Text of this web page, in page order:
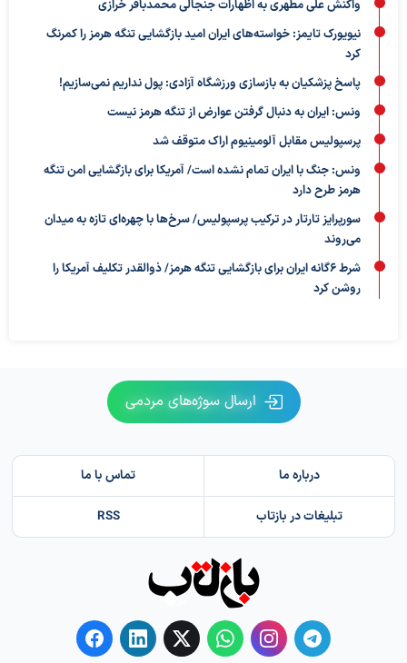
واکنش علی مطهری به اظهارات جنجالی محمدباقر خرازی
نیویورک تایمز: خواسته‌های ایران امید بازگشایی تنگه هرمز را کمرنگ
کرد
پاسخ پزشکیان به بازسازی ورزشگاه آزادی: پول نداریم نمی‌سازیم!
ونس: ایران به دنبال گرفتن عوارض از تنگه هرمز نیست
پرسپولیس مقابل آلومینیوم اراک متوقف شد
ونس: جنگ با ایران تمام نشده است/ آمریکا برای بازگشایی امن تنگه
هرمز طرح دارد
سورپرایز تارتار در ترکیب پرسپولیس/ سرخ‌ها با چهره‌ای تازه به میدان
می‌روند
شرط ۶گانه ایران برای بازگشایی تنگه هرمز/ ذوالقدر تکلیف آمریکا را
روشن کرد
ارسال سوژه‌های مردمی
درباره ما تماس با ما
تبلیغات در بازتاب RSS